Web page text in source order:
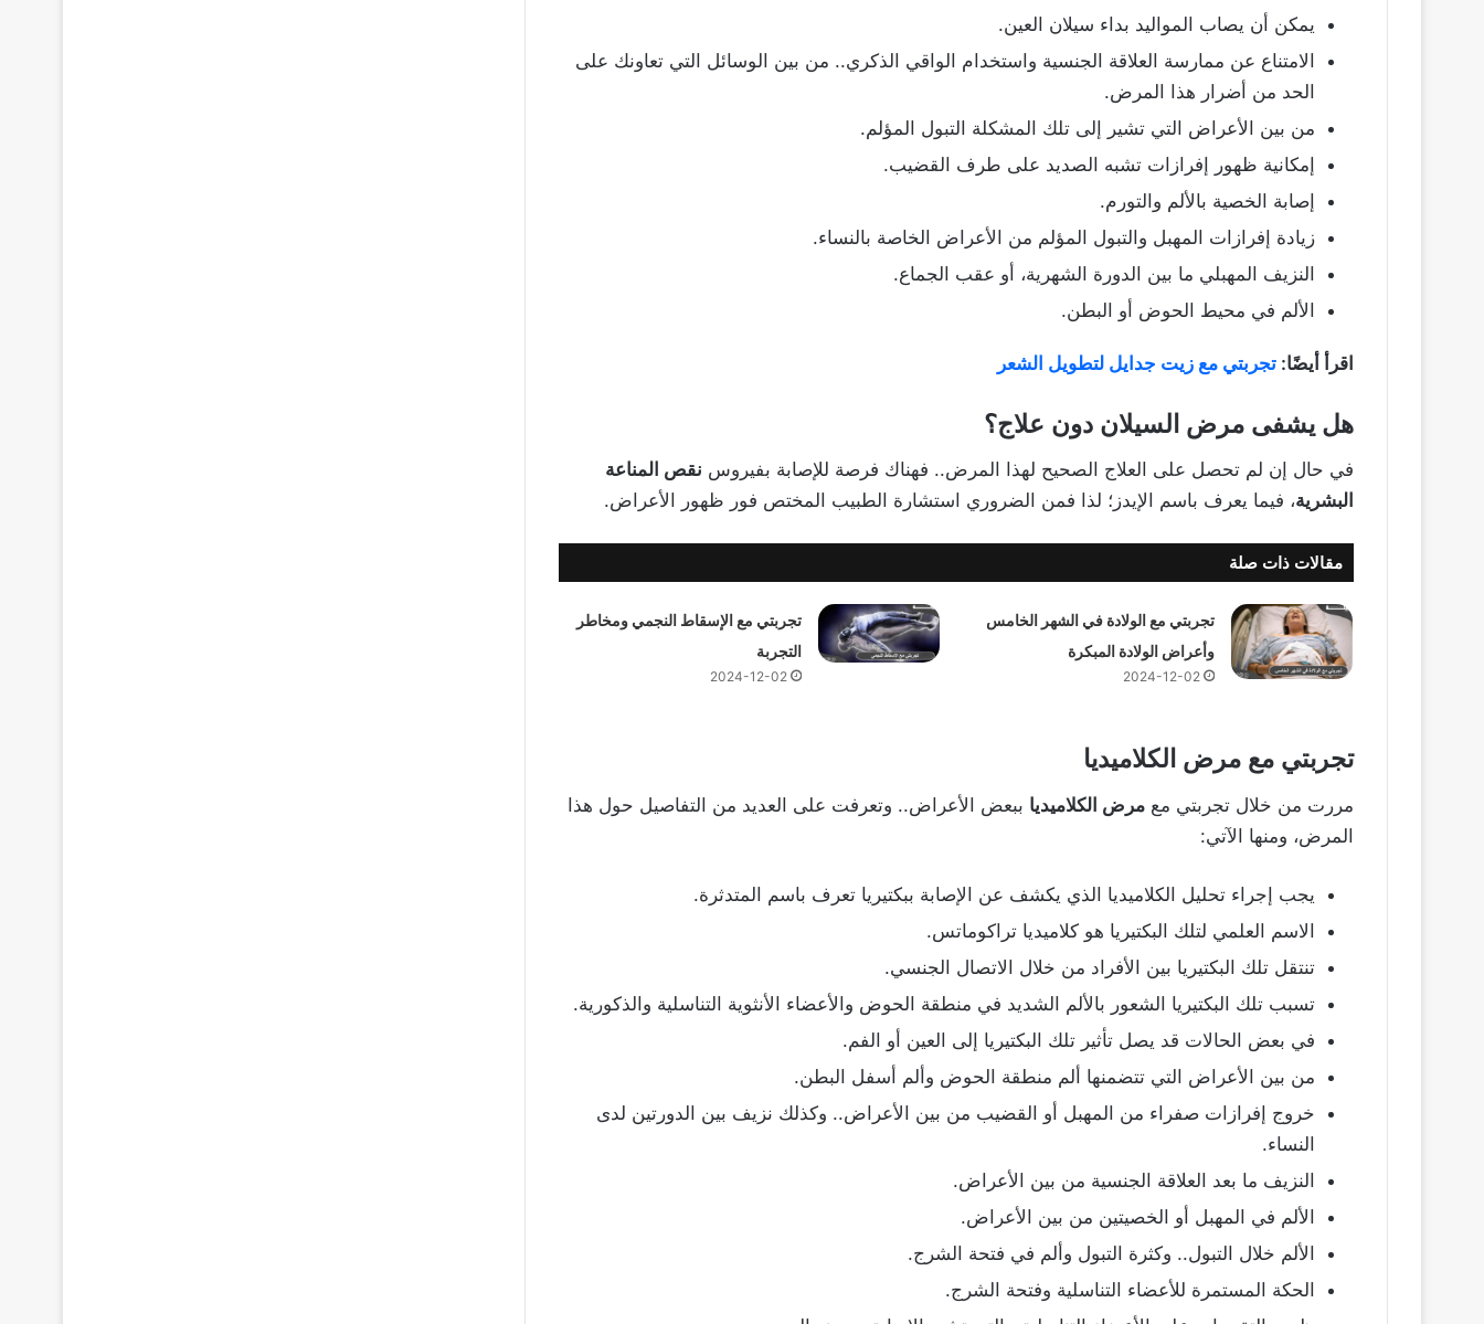
يمكن أن يصاب المواليد بداء سيلان العين.
الامتناع عن ممارسة العلاقة الجنسية واستخدام الواقي الذكري.. من بين الوسائل التي تعاونك على
الحد من أضرار هذا المرض.
من بين الأعراض التي تشير إلى تلك المشكلة التبول المؤلم.
إمكانية ظهور إفرازات تشبه الصديد على طرف القضيب.
إصابة الخصية بالألم والتورم.
زيادة إفرازات المهبل والتبول المؤلم من الأعراض الخاصة بالنساء.
النزيف المهبلي ما بين الدورة الشهرية، أو عقب الجماع.
الألم في محيط الحوض أو البطن.
اقرأ أيضًا: تجربتي مع زيت جدايل لتطويل الشعر
هل يشفى مرض السيلان دون علاج؟
في حال إن لم تحصل على العلاج الصحيح لهذا المرض.. فهناك فرصة للإصابة بفيروس نقص المناعة
البشرية، فيما يعرف باسم الإيدز؛ لذا فمن الضروري استشارة الطبيب المختص فور ظهور الأعراض.
مقالات ذات صلة
تجربتي مع الولادة في الشهر الخامس
وأعراض الولادة المبكرة
2024-12-02
تجربتي مع الإسقاط النجمي ومخاطر
التجربة
2024-12-02
تجربتي مع مرض الكلاميديا
مررت من خلال تجربتي مع مرض الكلاميديا ببعض الأعراض.. وتعرفت على العديد من التفاصيل حول هذا
المرض، ومنها الآتي:
يجب إجراء تحليل الكلاميديا الذي يكشف عن الإصابة ببكتيريا تعرف باسم المتدثرة.
الاسم العلمي لتلك البكتيريا هو كلاميديا تراكوماتس.
تنتقل تلك البكتيريا بين الأفراد من خلال الاتصال الجنسي.
تسبب تلك البكتيريا الشعور بالألم الشديد في منطقة الحوض والأعضاء الأنثوية التناسلية والذكورية.
في بعض الحالات قد يصل تأثير تلك البكتيريا إلى العين أو الفم.
من بين الأعراض التي تتضمنها ألم منطقة الحوض وألم أسفل البطن.
خروج إفرازات صفراء من المهبل أو القضيب من بين الأعراض.. وكذلك نزيف بين الدورتين لدى
النساء.
النزيف ما بعد العلاقة الجنسية من بين الأعراض.
الألم في المهبل أو الخصيتين من بين الأعراض.
الألم خلال التبول.. وكثرة التبول وألم في فتحة الشرج.
الحكة المستمرة للأعضاء التناسلية وفتحة الشرج.